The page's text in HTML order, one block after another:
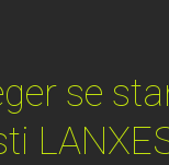
se